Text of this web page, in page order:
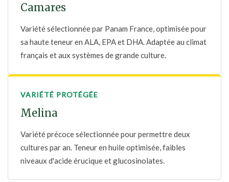
Camares
Variété sélectionnée par Panam France, optimisée pour
sa haute teneur en ALA, EPA et DHA. Adaptée au climat
français et aux systèmes de grande culture.
VARIÉTÉ PROTÉGÉE
Melina
Variété précoce sélectionnée pour permettre deux
cultures par an. Teneur en huile optimisée, faibles
niveaux d'acide érucique et glucosinolates.